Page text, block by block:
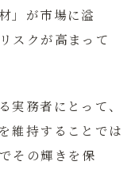
」が市場に溢
スクが高まって
実務者にとって、
維持することでは
その輝きを保